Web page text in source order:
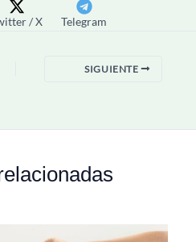
/ X Telegram
SIGUIENTE